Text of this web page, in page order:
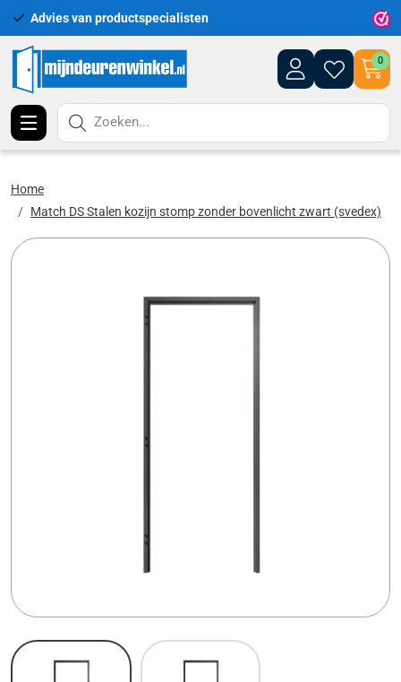
Advies van productspecialisten
0
Zoeken...
Home
Match DS Stalen kozijn stomp zonder bovenlicht zwart (svedex)